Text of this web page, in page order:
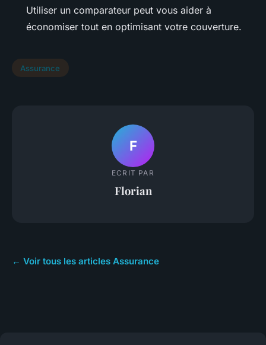
Utiliser un comparateur peut vous aider à
économiser tout en optimisant votre couverture.
Assurance
F
ECRIT PAR
Florian
← Voir tous les articles Assurance